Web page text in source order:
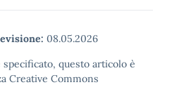
08.05.2026
questo articolo è
Creative Commons